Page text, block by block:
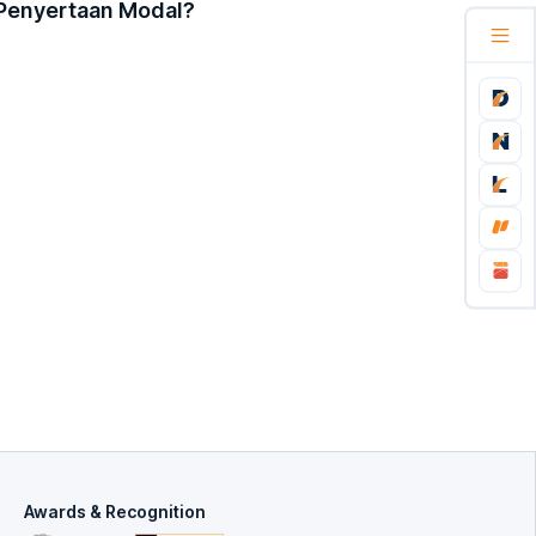
Modal?
Awards & Recognition